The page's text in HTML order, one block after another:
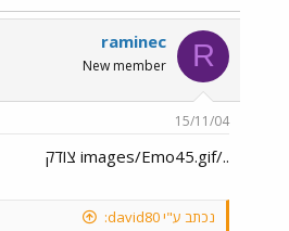
כבישים קיימים, הקמת מחלפים,
שנוצר מאז קום המדינה!
R
raminec
New member
15/11/04
../images/Emo45.gif צודק
נכתב ע"י david80: